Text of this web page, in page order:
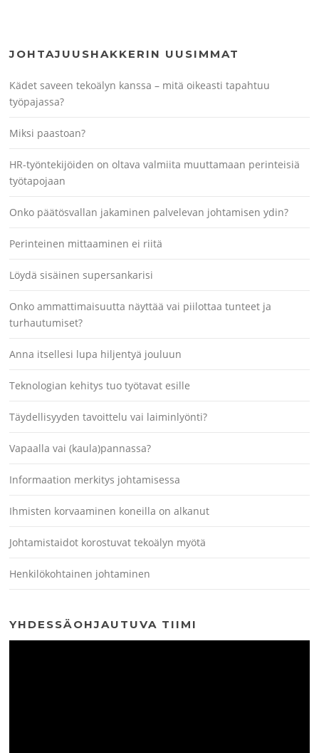
JOHTAJUUSHAKKERIN UUSIMMAT
Kädet saveen tekoälyn kanssa – mitä oikeasti tapahtuu
työpajassa?
Miksi paastoan?
HR-työntekijöiden on oltava valmiita muuttamaan perinteisiä
työtapojaan
Onko päätösvallan jakaminen palvelevan johtamisen ydin?
Perinteinen mittaaminen ei riitä
Löydä sisäinen supersankarisi
Onko ammattimaisuutta näyttää vai piilottaa tunteet ja
turhautumiset?
Anna itsellesi lupa hiljentyä jouluun
Teknologian kehitys tuo työtavat esille
Täydellisyyden tavoittelu vai laiminlyönti?
Vapaalla vai (kaula)pannassa?
Informaation merkitys johtamisessa
Ihmisten korvaaminen koneilla on alkanut
Johtamistaidot korostuvat tekoälyn myötä
Henkilökohtainen johtaminen
YHDESSÄOHJAUTUVA TIIMI